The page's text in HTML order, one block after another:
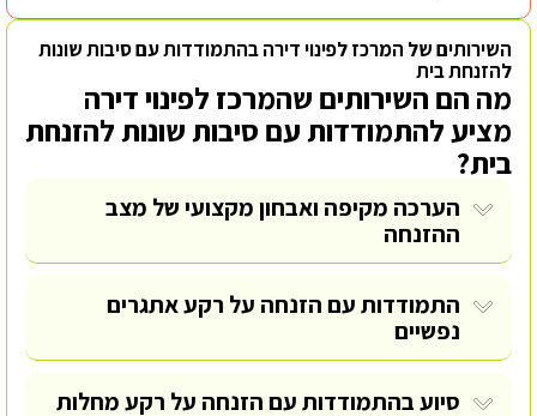
השירותים של המרכז לפינוי דירה בהתמודדות עם סיבות שונות
להזנחת בית
מה הם השירותים שהמרכז לפינוי דירה
מציע להתמודדות עם סיבות שונות להזנחת
בית?
הערכה מקיפה ואבחון מקצועי של מצב
ההזנחה
התמודדות עם הזנחה על רקע אתגרים
נפשיים
סיוע בהתמודדות עם הזנחה על רקע מחלות